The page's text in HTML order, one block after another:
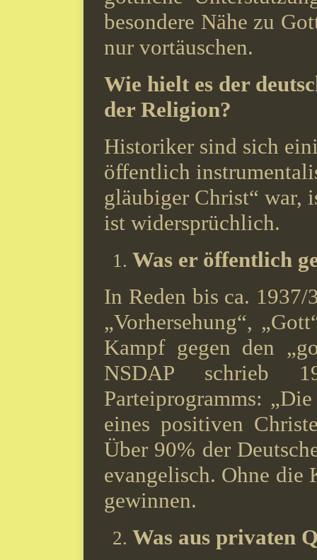
besondere Nähe zu
nur vortäuschen.
Wie hielt es der
der Religion?
Historiker sind sich
öffentlich
gläubiger Christ“ war,
ist widersprüchlich.
Was er öffentlich
In Reden bis ca.
„Vorhersehung“,
Kampf gegen den
NSDAP schrieb
Parteiprogramms:
eines positiven
Über 90% der
evangelisch. Ohne die
gewinnen.
Was aus privaten